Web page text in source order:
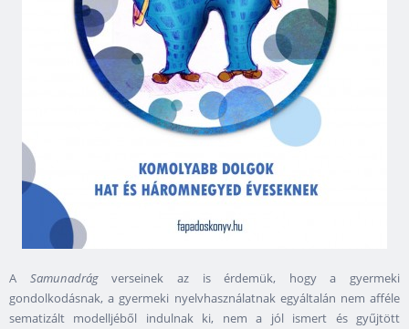
A Samunadrágverseinek az is érdemük, hogy a gyermeki
gondolkodásnak, a gyermeki nyelvhasználatnak egyáltalán nem afféle
sematizált modelljéből indulnak ki, nem a jól ismert és gyűjtött